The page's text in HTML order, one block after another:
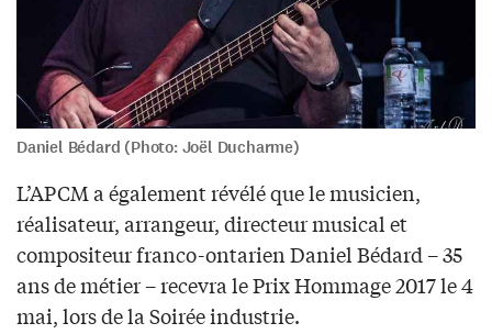
Daniel Bédard (Photo: Joël Ducharme)
L’APCM a également révélé que le musicien,
réalisateur, arrangeur, directeur musical et
compositeur franco-ontarien Daniel Bédard – 35
ans de métier – recevra le Prix Hommage 2017 le 4
mai, lors de la Soirée industrie.